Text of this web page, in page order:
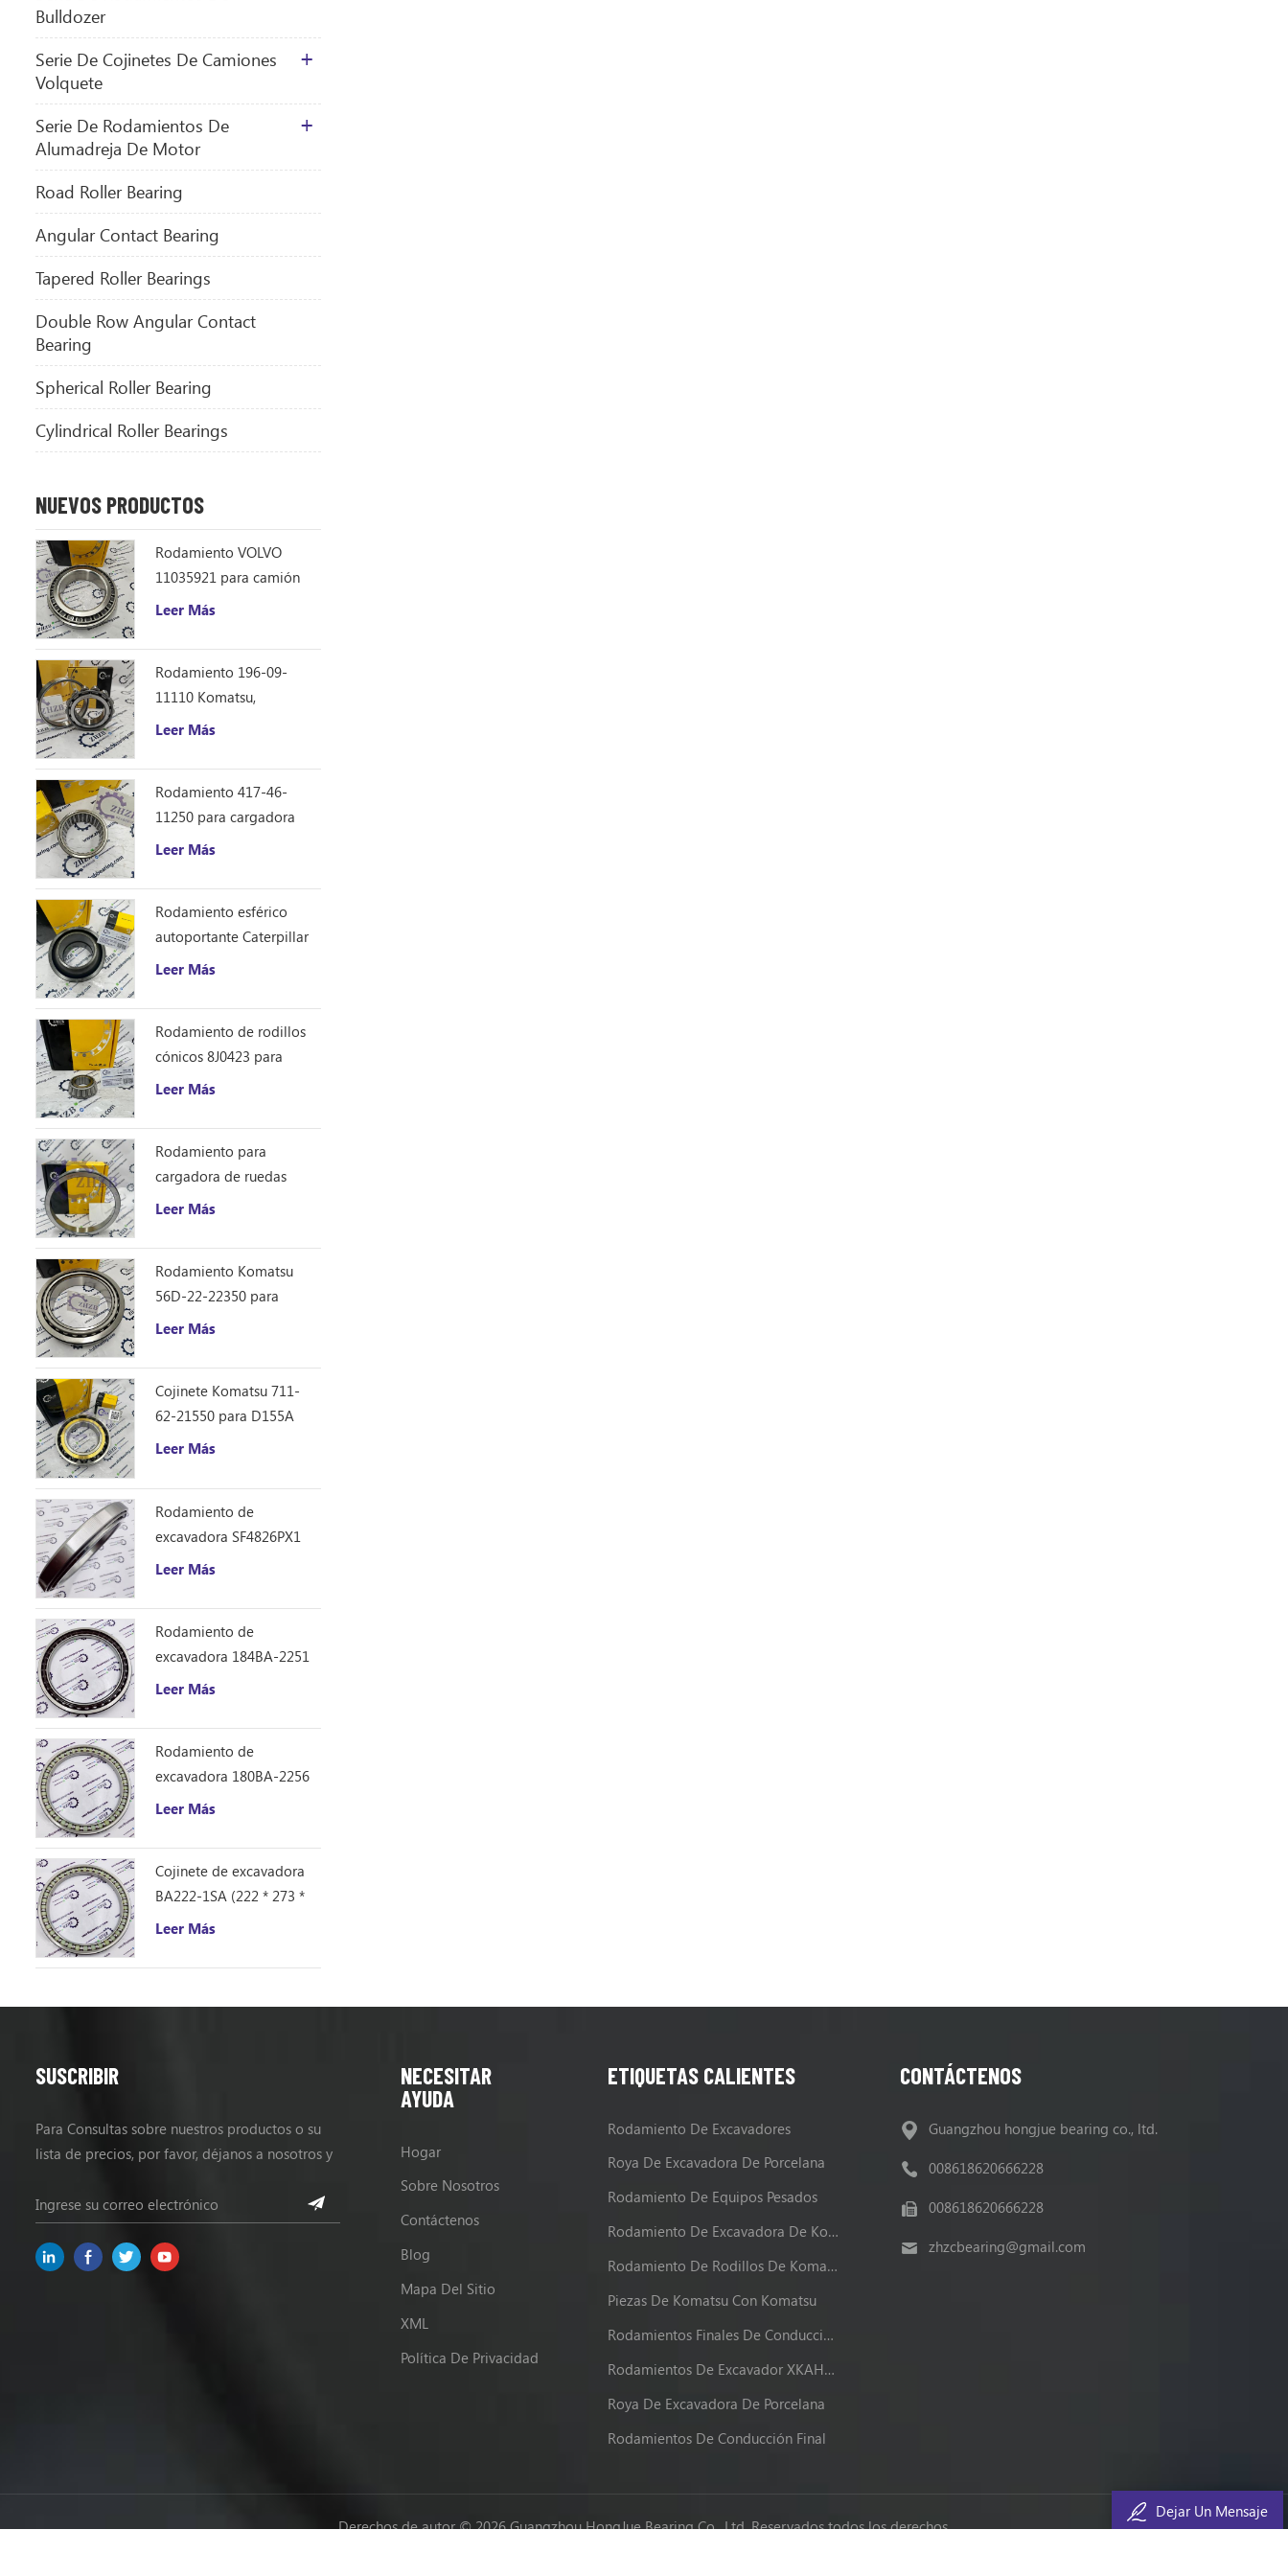
Bulldozer
Serie De Cojinetes De Camiones
Volquete
Serie De Rodamientos De
Alumadreja De Motor
​Road Roller Bearing
Angular Contact Bearing
Tapered Roller Bearings
Double Row Angular Contact
Bearing
Spherical Roller Bearing
Cylindrical Roller Bearings
NUEVOS PRODUCTOS
Rodamiento VOLVO
11035921 para camión
volquete articulado
Leer Más
Rodamiento 196-09-
11110 Komatsu,
repuestos para
Leer Más
Rodamiento 417-46-
11250 para cargadora
Komatsu WA150-6
Leer Más
Rodamiento esférico
autoportante Caterpillar
1401185
Leer Más
Rodamiento de rodillos
cónicos 8J0423 para
excavadora Caterpillar
Leer Más
Rodamiento para
cargadora de ruedas
Caterpillar 8S9076
Leer Más
Rodamiento Komatsu
56D-22-22350 para
camión volquete HM250
Leer Más
Cojinete Komatsu 711-
62-21550 para D155A
Leer Más
Rodamiento de
excavadora SF4826PX1
(240 * 310 * 33)
Leer Más
Rodamiento de
excavadora 184BA-2251
(184 * 226 * 21.5)
Leer Más
Rodamiento de
excavadora 180BA-2256
(180 * 225 * 21,5)
Leer Más
Cojinete de excavadora
BA222-1SA (222 * 273 *
26)
Leer Más
SUSCRIBIR
Para Consultas sobre nuestros productos o su
lista de precios, por favor, déjanos a nosotros y
NECESITAR
AYUDA
Hogar
Sobre Nosotros
Contáctenos
Blog
Mapa Del Sitio
XML
Política De Privacidad
ETIQUETAS CALIENTES
Rodamiento De Excavadores
Roya De Excavadora De Porcelana
Rodamiento De Equipos Pesados
Rodamiento De Excavadora De Komatsu
Rodamiento De Rodillos De Komatsu
Piezas De Komatsu Con Komatsu
Rodamientos Finales De Conducción XKAH-00340
Rodamientos De Excavador XKAH-00340
Roya De Excavadora De Porcelana
Rodamientos De Conducción Final
CONTÁCTENOS
Guangzhou hongjue bearing co., ltd.
008618620666228
008618620666228
zhzcbearing@gmail.com
Derechos de autor © 2026 Guangzhou HongJue Bearing Co., Ltd. Reservados todos los derechos.
Dejar Un Mensaje